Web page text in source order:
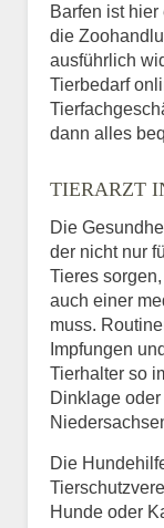
Barfen ist
die
ausführlich
Tierbedarf
dann alles
TIERARZT
Die
der nicht nur
Tieres
auch einer
muss.
Impfungen
Tierhalter so
Dinklage
Die
Hunde oder